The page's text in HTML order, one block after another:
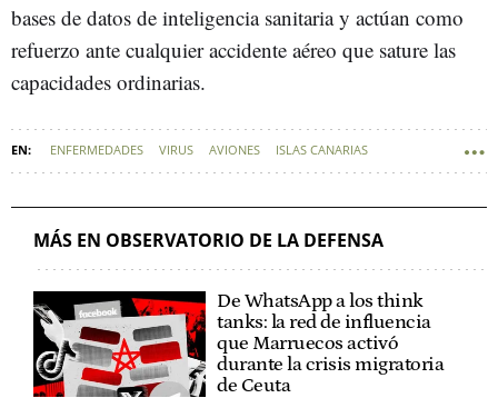
bases de datos de inteligencia sanitaria y actúan como
refuerzo ante cualquier accidente aéreo que sature las
capacidades ordinarias.
ENFERMEDADES VIRUS AVIONES ISLAS CANARIAS
DEFENSA - FUERZAS ARMADAS
MÁS EN OBSERVATORIO DE LA DEFENSA
De WhatsApp a los think
tanks: la red de influencia
que Marruecos activó
durante la crisis migratoria
de Ceuta